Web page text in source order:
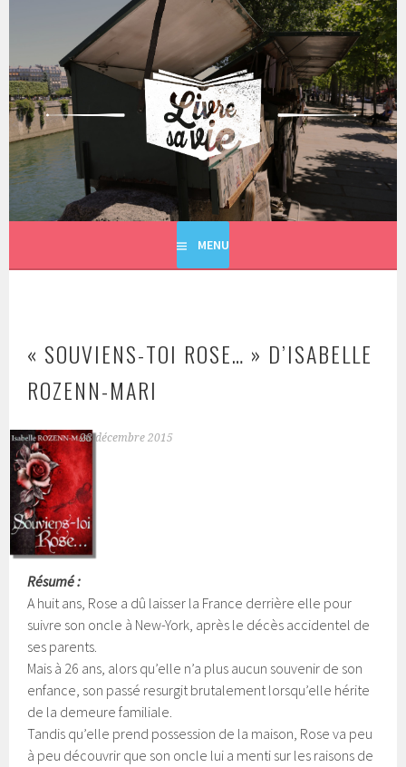
principal
LIVRE SA VIE
MENU
« SOUVIENS-TOI ROSE… » D’ISABELLE
ROZENN-MARI
28 décembre 2015
Résumé :
A huit ans, Rose a dû laisser la France derrière elle pour
suivre son oncle à New-York, après le décès accidentel de
ses parents.
Mais à 26 ans, alors qu’elle n’a plus aucun souvenir de son
enfance, son passé resurgit brutalement lorsqu’elle hérite
de la demeure familiale.
Tandis qu’elle prend possession de la maison, Rose va peu
à peu découvrir que son oncle lui a menti sur les raisons de